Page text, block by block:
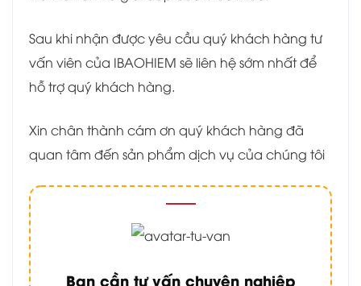
Sau khi nhận được yêu cầu quý khách hàng tư
vấn viên của IBAOHIEM sẽ liên hệ sớm nhất để
hỗ trợ quý khách hàng.
Xin chân thành cám ơn quý khách hàng đã
quan tâm đến sản phẩm dịch vụ của chúng tôi
Bạn cần tư vấn chuyên nghiệp